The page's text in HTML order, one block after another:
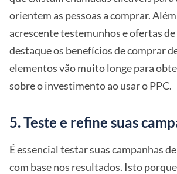
orientem as pessoas a comprar.
acrescente testemunhos e ofertas
destaque os benefícios de comprar
elementos vão muito longe para
sobre o investimento ao usar o PPC.
5. Teste e refine suas
É essencial testar suas campanhas
com base nos resultados. Isto